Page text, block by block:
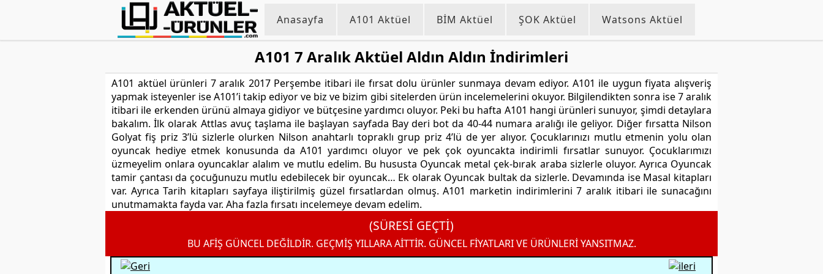
Anasayfa A101 Aktüel BİM Aktüel ŞOK Aktüel Watsons Aktüel
A101 7 Aralık Aktüel Aldın Aldın İndirimleri
A101 aktüel ürünleri 7 aralık 2017 Perşembe itibari ile fırsat dolu ürünler sunmaya devam ediyor. A101 ile uygun fiyata alışveriş
yapmak isteyenler ise A101’i takip ediyor ve biz ve bizim gibi sitelerden ürün incelemelerini okuyor. Bilgilendikten sonra ise 7 aralık
itibari ile erkenden ürünü almaya gidiyor ve bütçesine yardımcı oluyor. Peki bu hafta A101 hangi ürünleri sunuyor, şimdi detaylara
bakalım. İlk olarak Attlas avuç taşlama ile başlayan sayfada Bay deri bot da 40-44 numara aralığı ile geliyor. Diğer fırsatta Nilson
Golyat fiş priz 3’lü sizlerle olurken Nilson anahtarlı topraklı grup priz 4’lü de yer alıyor. Çocuklarınızı mutlu etmenin yolu olan
oyuncak hediye etmek konusunda da A101 yardımcı oluyor ve pek çok oyuncakta indirimli fırsatlar sunuyor. Çocuklarımızı
üzmeyelim onlara oyuncaklar alalım ve mutlu edelim. Bu hususta Oyuncak metal çek-bırak araba sizlerle oluyor. Ayrıca Oyuncak
tamir çantası da çocuğunuzu mutlu edebilecek bir oyuncak… Ek olarak Oyuncak bultak da sizlerle. Devamında ise Masal kitapları
var. Ayrıca Tarih kitapları sayfaya iliştirilmiş güzel fırsatlardan olmuş. A101 marketin indirimlerini 7 aralık itibari ile sunacağını
unutmamakta fayda var. Aha fazla fırsatı incelemeye devam edelim.
(SÜRESİ GEÇTİ)
BU AFİŞ GÜNCEL DEĞİLDİR. GEÇMİŞ YILLARA AİTTİR. GÜNCEL FİYATLARI VE ÜRÜNLERİ YANSITMAZ.